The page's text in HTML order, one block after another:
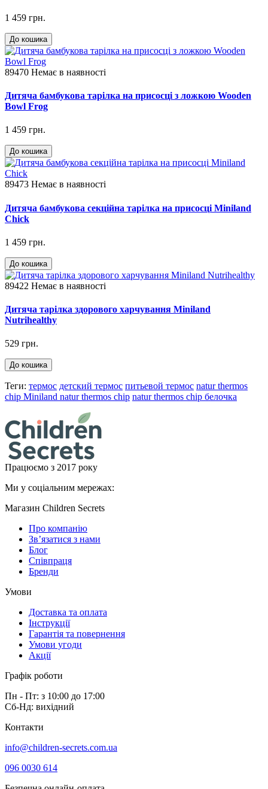
1 459 грн.
До кошика
89470 Немає в наявності
Дитяча бамбукова тарілка на присосці з ложкою Wooden
Bowl Frog
1 459 грн.
До кошика
89473 Немає в наявності
Дитяча бамбукова секційна тарілка на присосці Miniland
Chick
1 459 грн.
До кошика
89422 Немає в наявності
Дитяча тарілка здорового харчування Miniland
Nutrihealthy
529 грн.
До кошика
Теги: термос детский термос питьевой термос natur thermos
chip Miniland natur thermos chip natur thermos chip белочка
Працюємо з 2017 року
Ми у соціальним мережах:
Магазин Children Secrets
Про компанію
Зв’язатися з нами
Блог
Співпраця
Бренди
Умови
Доставка та оплата
Інструкції
Гарантія та повернення
Умови угоди
Акції
Графік роботи
Пн - Пт: з 10:00 до 17:00
Сб-Нд: вихідний
Контакти
info@children-secrets.com.ua
096 0030 614